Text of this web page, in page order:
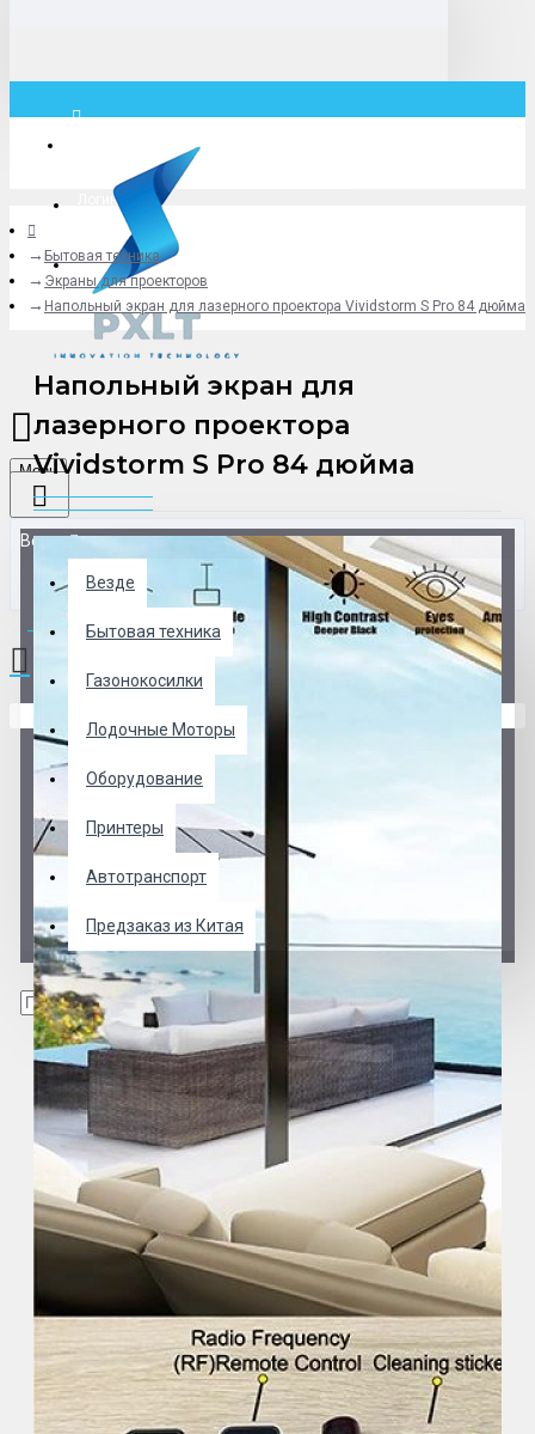
Логин
+79775619766
Menu
Везде
Везде
Бытовая техника
Газонокосилки
Лодочные Моторы
Оборудование
Принтеры
Автотранспорт
Предзаказ из Китая
0 товар(ов) - 0 р.
Бытовая техника
Экраны для проекторов
Напольный экран для лазерного проектора Vividstorm S Pro 84 дюйма
Напольный экран для
лазерного проектора
Vividstorm S Pro 84 дюйма